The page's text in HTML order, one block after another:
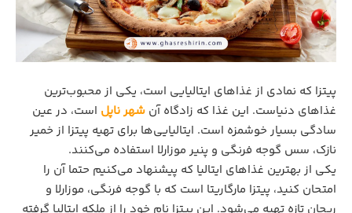
پیتزا که نمادی از غذاهای ایتالیایی است، یکی از محبوب‌ترین
غذاهای دنیاست. این غذا که زادگاه آن شهر ناپل است، در عین
سادگی بسیار خوشمزه است. ایتالیایی‌ها برای تهیه پیتزا از خمیر
نازک، سس گوجه فرنگی و پنیر موزارلا استفاده می‌کنند.
یکی از بهترین غذاهای ایتالیا که پیشنهاد می‌کنیم حتما آن را
امتحان کنید، پیتزا مارگاریتا است که با گوجه فرنگی، موزارلا و
ریحان تازه تهیه می‌شود. این پیتزا نام خود را از ملکه ایتالیا گرفته